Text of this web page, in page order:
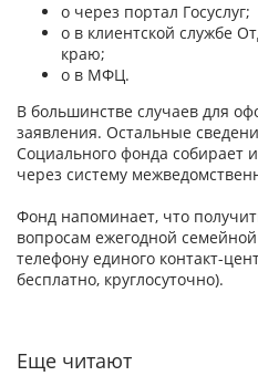
o через портал Госуслуг;
o в клиентской службе
краю;
o в МФЦ.
В большинстве случаев для
заявления. Остальные
Социального фонда собирает
через систему
Фонд напоминает, что
вопросам ежегодной
телефону единого контакт-
бесплатно, круглосуточно).
Еще читают